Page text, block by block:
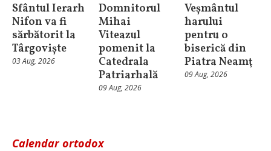
Sfântul Ierarh
Nifon va fi
sărbătorit la
Târgoviște
03 Aug, 2026
Domnitorul
Mihai
Viteazul
pomenit la
Catedrala
Patriarhală
09 Aug, 2026
Veșmântul
harului
pentru o
biserică din
Piatra Neamţ
09 Aug, 2026
Calendar ortodox